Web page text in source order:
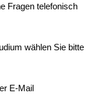
Fragen telefonisch
wählen Sie bitte
E-Mail